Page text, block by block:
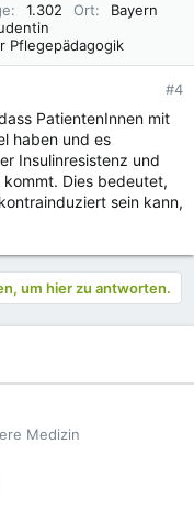
1.302 Ort
Bayern
Pflegepädagogik
#4
PatientenInnen mit
haben und es
Insulinresistenz und
Dies bedeutet,
sein kann,
um hier zu antworten.
Medizin